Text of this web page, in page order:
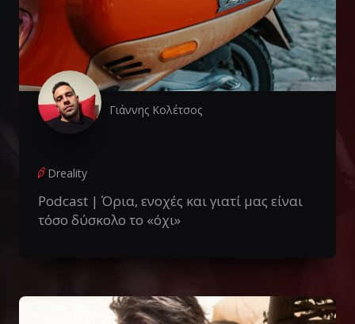
Γιάννης Κολέτσος
Dreality
Podcast | Όρια, ενοχές και γιατί μας είναι
τόσο δύσκολο το «όχι»